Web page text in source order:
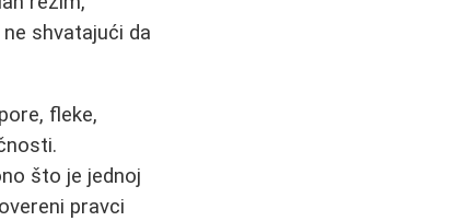
shvatajući da
fleke,
što je jednoj
pravci